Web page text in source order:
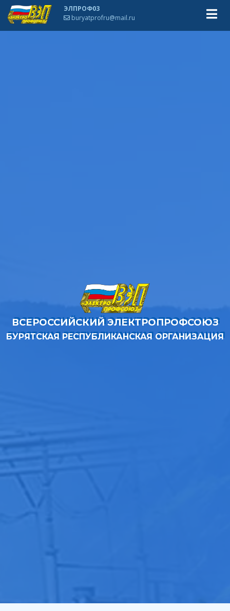
ЭЛПРОФ03
buryatprofru@mail.ru
ВСЕРОССИЙСКИЙ ЭЛЕКТРОПРОФСОЮЗ
БУРЯТСКАЯ РЕСПУБЛИКАНСКАЯ ОРГАНИЗАЦИЯ